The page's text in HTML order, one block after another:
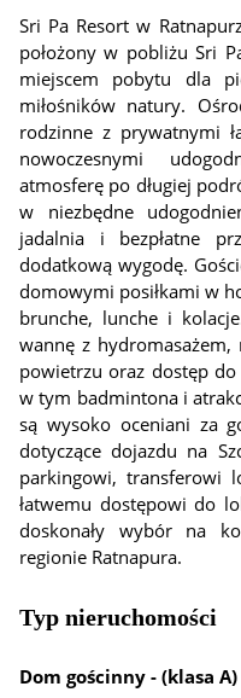
Sri Pa Resort w
położony w pobliżu Sri
miejscem pobytu dla
miłośników natury.
rodzinne z prywatnymi
nowoczesnymi
atmosferę po długiej
w niezbędne
jadalnia i bezpłatne
dodatkową wygodę.
domowymi posiłkami w
brunche, lunche i
wannę z hydromasażem,
powietrzu oraz dostęp
w tym badmintona i
są wysoko oceniani za
dotyczące dojazdu na
parkingowi, transferowi
łatwemu dostępowi do
doskonały wybór na
regionie Ratnapura.
Typ nieruchomości
Dom gościnny - (klasa A)